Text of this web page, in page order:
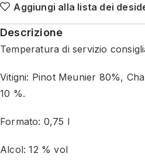
Aggiungi alla lista dei
Descrizione
Temperatura di servizio
Vitigni: Pinot Meunier 80%,
10 %.
Formato: 0,75 l
Alcol: 12 % vol